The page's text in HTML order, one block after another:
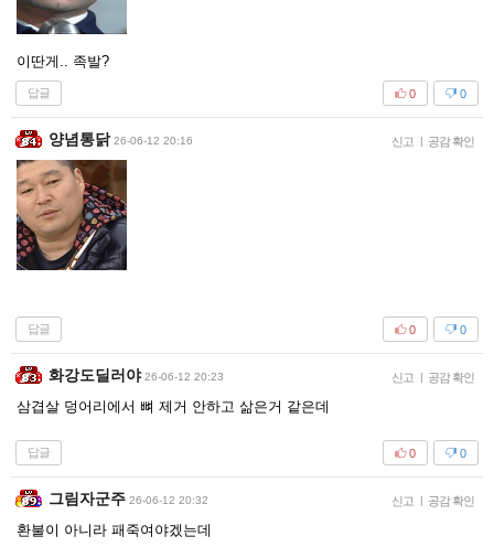
이딴게.. 족발?
답글 0
0
양념통닭 26-06-12 20:16 신고 | 공감 확인
답글 0
0
화강도딜러야 26-06-12 20:23 신고 | 공감 확인
삼겹살 덩어리에서 뼈 제거 안하고 삶은거 같은데
답글 0
0
그림자군주 26-06-12 20:32 신고 | 공감 확인
환불이 아니라 패죽여야겠는데